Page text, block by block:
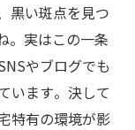
黒い斑点を見つ
。実はこの一条
やブログでも
います​。決して
特有の環境が影